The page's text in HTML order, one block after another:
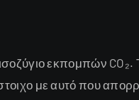
εκπομπών CO₂.
με αυτό που